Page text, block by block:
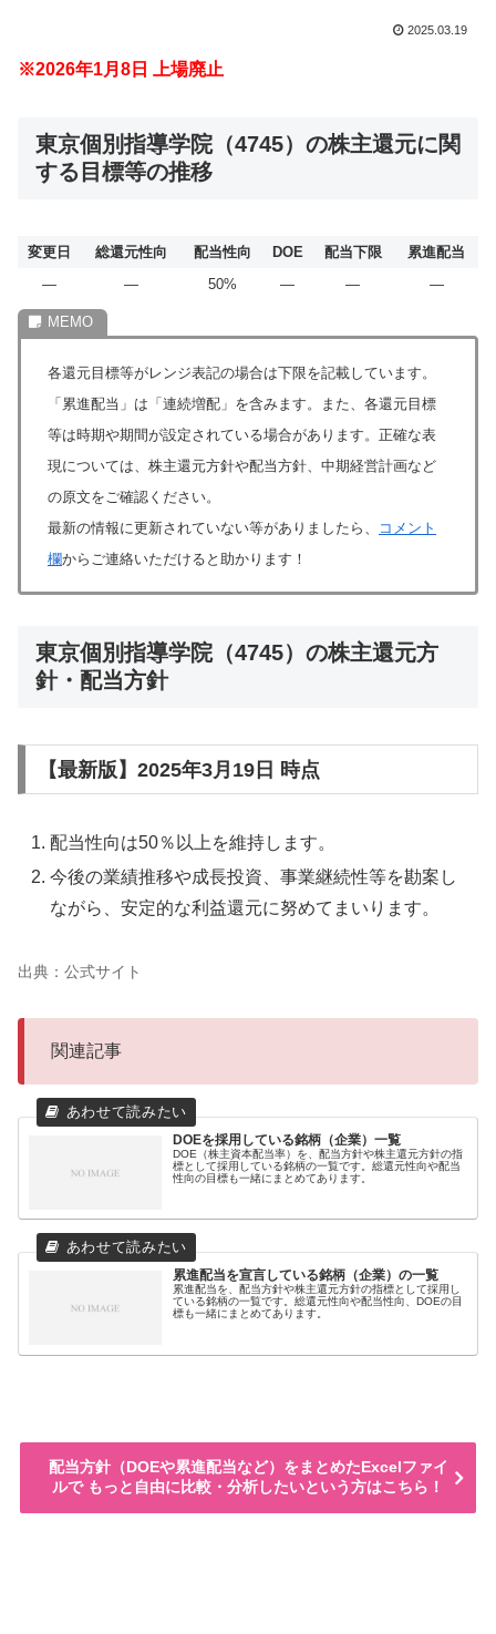
2025.03.19
※2026年1月8日 上場廃止
東京個別指導学院（4745）の株主還元に関
する目標等の推移
変更日 総還元性向 配当性向 DOE 配当下限
累進配当
―
― 50% ― ― ―
各還元目標等がレンジ表記の場合は下限を記載しています。
「累進配当」は「連続増配」を含みます。また、各還元目標
等は時期や期間が設定されている場合があります。正確な表
現については、株主還元方針や配当方針、中期経営計画など
の原文をご確認ください。
最新の情報に更新されていない等がありましたら、
コメント
欄からご連絡いただけると助かります！
東京個別指導学院（4745）の株主還元方
針・配当方針
【最新版】2025年3月19日 時点
配当性向は50％以上を維持します。
今後の業績推移や成長投資、事業継続性等を勘案し
ながら、安定的な利益還元に努めてまいります。
出典：公式サイト
関連記事
DOEを採用している銘柄（企業）一覧
DOE（株主資本配当率）を、配当方針や株主還元方針の指
標として採用している銘柄の一覧です。総還元性向や配当
性向の目標も一緒にまとめてあります。
累進配当を宣言している銘柄（企業）の一覧
累進配当を、配当方針や株主還元方針の指標として採用し
ている銘柄の一覧です。総還元性向や配当性向、DOEの目
標も一緒にまとめてあります。
配当方針（DOEや累進配当など）をまとめたExcelファイ
ルで もっと自由に比較・分析したいという方はこちら！